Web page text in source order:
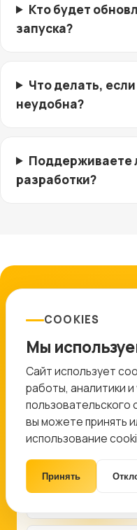
Кто будет
запуска?
Что делать,
неудобна?
Поддерживаете
разработки?
ЗАЯВКА
Подготовим
Оставьте контакты, и
работы дадут
для вашего проекта.
8 (499) 11-33-654
COOKIES
Мы
Сайт использует
работы, аналитики
пользовательского
вы можете принять
использование
Принять